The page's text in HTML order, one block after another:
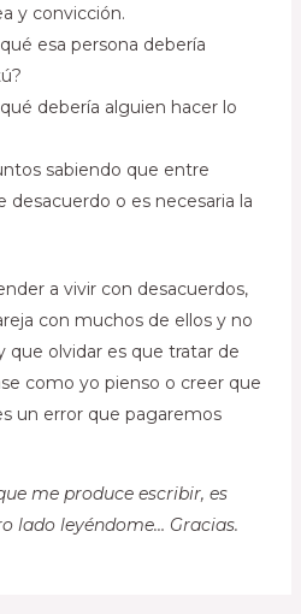
y convicción.
esa persona debería
debería alguien hacer lo
sabiendo que entre
desacuerdo o es necesaria la
a vivir con desacuerdos,
con muchos de ellos y no
que olvidar es que tratar de
como yo pienso o creer que
un error que pagaremos
me produce escribir, es
lado leyéndome… Gracias.